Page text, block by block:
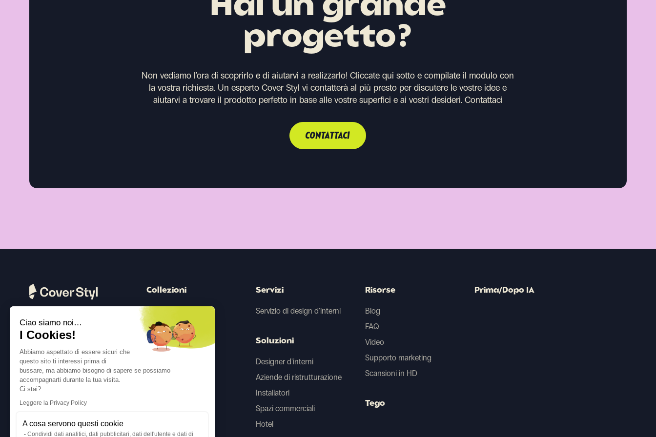
Hai un grande
progetto?
Non vediamo l’ora di scoprirlo e di aiutarvi a realizzarlo! Cliccate qui sotto e compilate il modulo con
la vostra richiesta. Un esperto Cover Styl vi contatterà al più presto per discutere le vostre idee e
aiutarvi a trovare il prodotto perfetto in base alle vostre superfici e ai vostri desideri. Contattaci
CONTATTACI
Seguici
Collezioni
Legno
Pietra
Colore
Metallico
Ispirazioni
Servizi
Servizio di design d'interni
Soluzioni
Designer d'interni
Aziende di ristrutturazione
Installatori
Spazi commerciali
Hotel
Risorse
Blog
FAQ
Video
Supporto marketing
Scansioni in HD
Tego
Prima/Dopo IA
Ciao siamo noi…
I Cookies!
Abbiamo aspettato di essere sicuri che
questo sito ti interessi prima di
bussare, ma abbiamo bisogno di sapere se possiamo
accompagnarti durante la tua visita.
Ci stai?
Leggere la Privacy Policy
A cosa servono questi cookie
Condividi dati analitici, dati pubblicitari, dati dell'utente e dati di